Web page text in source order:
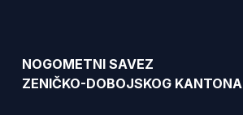
NOGOMETNI SAVEZ
ZENIČKO-DOBOJSKOG KANTONA